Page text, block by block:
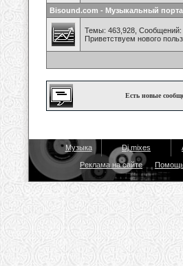
Bisound.com - Музыкальный
Темы: 463,928, Сообщений:
Приветствуем нового
Есть новые
Музыка Dj mixes
Реклама на сайте